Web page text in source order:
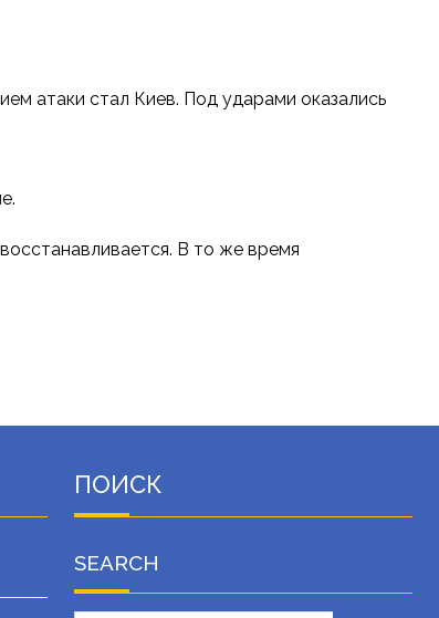
атаки стал Киев. Под ударами оказались
В то же время
ПОИСК
SEARCH